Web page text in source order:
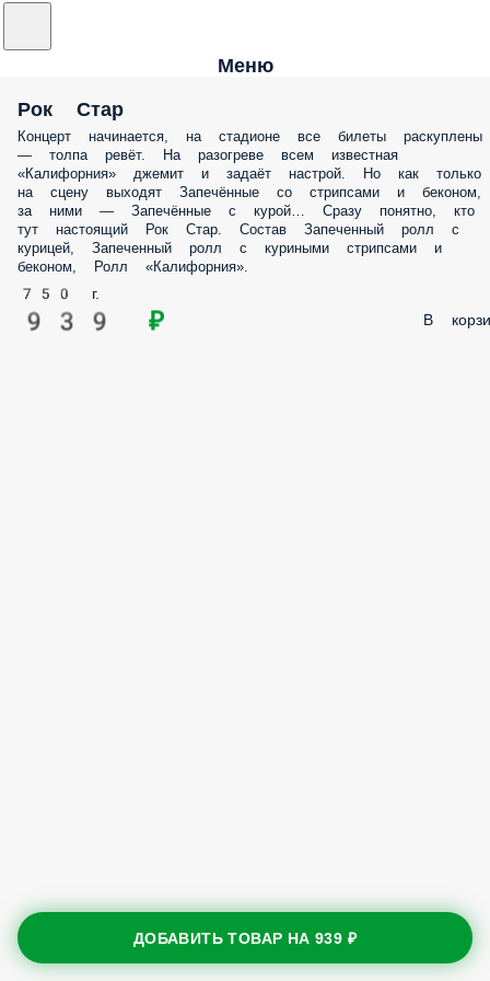
Меню
Рок Стар
Концерт начинается, на стадионе все билеты раскуплены
— толпа ревёт. На разогреве всем известная
«Калифорния» джемит и задаёт настрой. Но как только
на сцену выходят Запечённые со стрипсами и
за ними — Запечённые с курой… Сразу понятно, кто
тут настоящий Рок Стар. Состав Запеченный ролл с
курицей, Запеченный ролл с куриными стрипсами и
беконом, Ролл «Калифорния».
750 г.
939 ₽ В
ДОБАВИТЬ ТОВАР НА939 ₽